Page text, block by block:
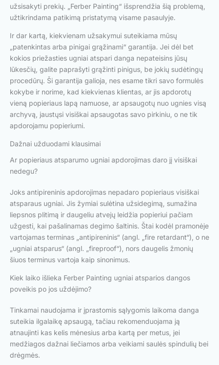
užsisakyti prekių. „Ferber Painting“ išsprendžia šią problemą,
užtikrindama patikimą pristatymą visame pasaulyje.
Ir dar kartą, kiekvienam užsakymui suteikiama mūsų
„patenkintas arba pinigai grąžinami“ garantija. Jei dėl bet
kokios priežasties ugniai atspari danga nepateisins jūsų
lūkesčių, galite paprašyti grąžinti pinigus, be jokių sudėtingų
procedūrų. Ši garantija galioja, nes esame tikri savo formulės
kokybe ir norime, kad kiekvienas klientas, ar jis apdorotų
vieną popieriaus lapą namuose, ar apsaugotų nuo ugnies visą
archyvą, jaustųsi visiškai apsaugotas savo pirkiniu, o ne tik
apdorojamu popieriumi.
Dažnai užduodami klausimai
Ar popieriaus atsparumo ugniai apdorojimas daro jį visiškai
nedegu?
Joks antipireninis apdorojimas nepadaro popieriaus visiškai
atsparaus ugniai. Jis žymiai sulėtina užsidegimą, sumažina
liepsnos plitimą ir daugeliu atvejų leidžia popieriui pačiam
užgesti, kai pašalinamas degimo šaltinis. Štai kodėl pramonėje
vartojamas terminas „antipireninis“ (angl. „fire retardant“), o ne
„ugniai atsparus“ (angl. „fireproof“), nors daugelis žmonių
šiuos terminus vartoja kaip sinonimus.
Kiek laiko išlieka Ferber Painting ugniai atsparios dangos
poveikis po jos uždėjimo?
Tinkamai naudojama ir įprastomis sąlygomis laikoma danga
suteikia ilgalaikę apsaugą, tačiau rekomenduojama ją
atnaujinti kas kelis mėnesius arba kartą per metus, jei
medžiagos dažnai liečiamos arba veikiami saulės spindulių bei
drėgmės.